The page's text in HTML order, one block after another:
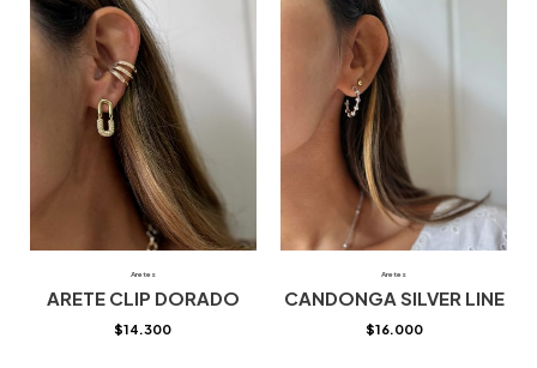
Aretes
ARETE CLIP DORADO
$14.300
Aretes
CANDONGA SILVER LINE
$16.000